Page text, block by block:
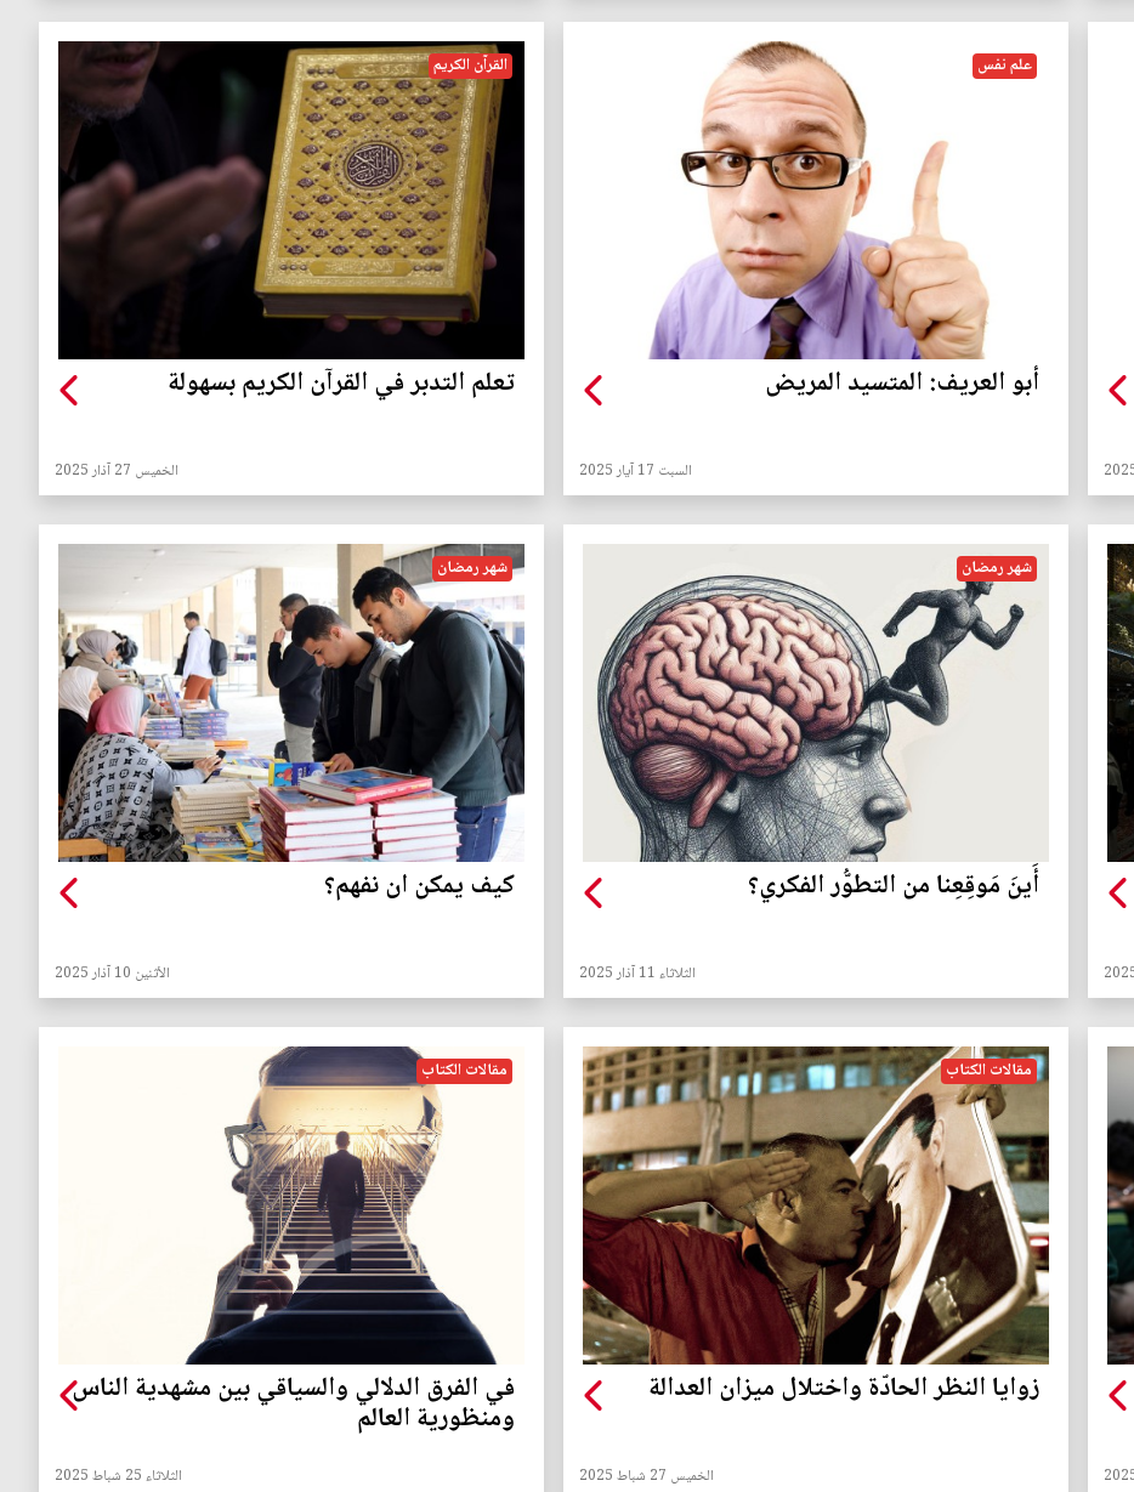
علم نفس
أبو العريف: المتسيد المريض
السبت 17 آيار 2025
القرآن الكريم
تعلم التدبر في القرآن الكريم بسهولة
الخميس 27 آذار 2025
شهر رمضان
أَينَ مَوقِعِنا من التطوُّر الفكري؟
الثلاثاء 11 آذار 2025
شهر رمضان
كيف يمكن ان نفهم؟
الأثنين 10 آذار 2025
مقالات الكتاب
زوايا النظر الحادّة واختلال ميزان العدالة
الخميس 27 شباط 2025
مقالات الكتاب
في الفرق الدلالي والسياقي بين مشهدية الناس
ومنظورية العالم
الثلاثاء 25 شباط 2025